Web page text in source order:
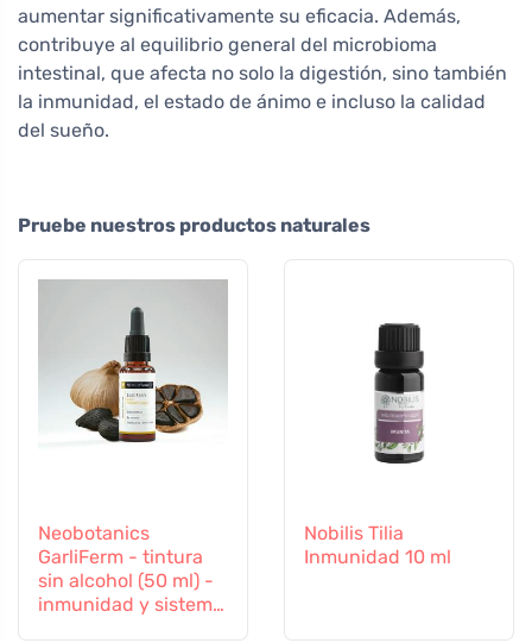
aumentar significativamente su eficacia. Además,
contribuye al equilibrio general del microbioma
intestinal, que afecta no solo la digestión, sino también
la inmunidad, el estado de ánimo e incluso la calidad
del sueño.
Pruebe nuestros productos naturales
Neobotanics
GarliFerm - tintura
sin alcohol (50 ml) -
inmunidad y sistema
Nobilis Tilia
Inmunidad 10 ml